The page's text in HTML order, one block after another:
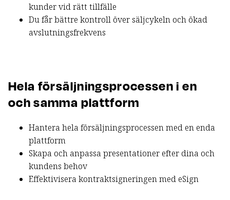
kunder vid rätt tillfälle
Du får bättre kontroll över säljcykeln och ökad
avslutningsfrekvens
Hela försäljningsprocessen i en
och samma plattform
Hantera hela försäljningsprocessen med en enda
plattform
Skapa och anpassa presentationer efter dina och
kundens behov
Effektivisera kontraktsigneringen med eSign